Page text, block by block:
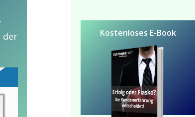
der
Kostenloses E-Book